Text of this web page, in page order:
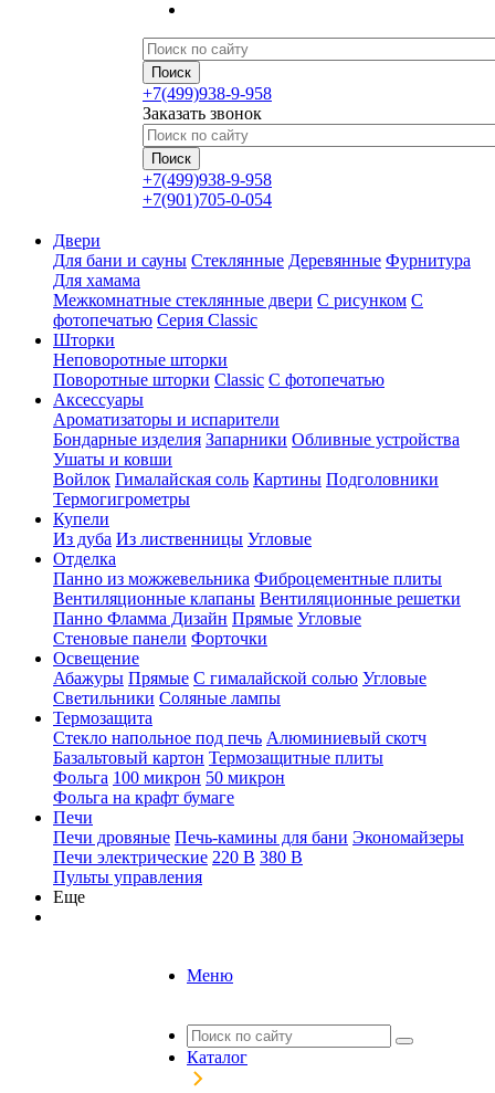
+7(499)938-9-958
Заказать звонок
+7(499)938-9-958
+7(901)705-0-054
Двери
Для бани и сауны Стеклянные Деревянные Фурнитура
Для хамама
Межкомнатные стеклянные двери С рисунком С
фотопечатью Серия Classic
Шторки
Неповоротные шторки
Поворотные шторки Classic С фотопечатью
Аксессуары
Ароматизаторы и испарители
Бондарные изделия Запарники Обливные устройства
Ушаты и ковши
Войлок Гималайская соль Картины Подголовники
Термогигрометры
Купели
Из дуба Из лиственницы Угловые
Отделка
Панно из можжевельника Фиброцементные плиты
Вентиляционные клапаны Вентиляционные решетки
Панно Фламма Дизайн Прямые Угловые
Стеновые панели Форточки
Освещение
Абажуры Прямые С гималайской солью Угловые
Светильники Соляные лампы
Термозащита
Стекло напольное под печь Алюминиевый скотч
Базальтовый картон Термозащитные плиты
Фольга 100 микрон 50 микрон
Фольга на крафт бумаге
Печи
Печи дровяные Печь-камины для бани Экономайзеры
Печи электрические 220 В 380 В
Пульты управления
Еще
Меню
Каталог